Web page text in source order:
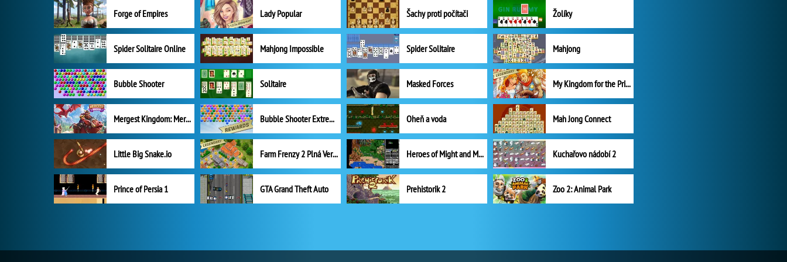
Forge of Empires Lady Popular Šachy proti počítači Žolíky
Spider Solitaire Online Mahjong Impossible Spider Solitaire Mahjong
Bubble Shooter Solitaire Masked Forces My Kingdom for the Princess Plná verze
Mergest Kingdom: Merge Puzzle Bubble Shooter Extreme Oheň a voda Mah Jong Connect
Little Big Snake.io Farm Frenzy 2 Plná Verze Heroes of Might and Magic II Kuchařovo nádobí 2
Prince of Persia 1 GTA Grand Theft Auto Prehistorik 2 Zoo 2: Animal Park